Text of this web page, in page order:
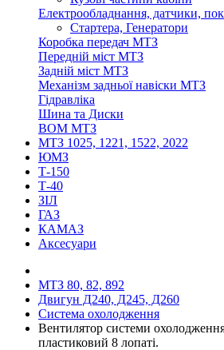
Електрообладнання, датчики,
Стартера, Генератори
Коробка передач МТЗ
Передній міст МТЗ
Задній міст МТЗ
Механізм задньої навіски МТЗ
Гідравліка
Шина та Диски
ВОМ МТЗ
МТЗ 1025, 1221, 1522, 2022
ЮМЗ
Т-150
Т-40
ЗІЛ
ГАЗ
КАМАЗ
Аксесуари
МТЗ 80, 82, 892
Двигун Д240, Д245, Д260
Система охолодження
Вентилятор системи
пластиковий 8 лопаті.